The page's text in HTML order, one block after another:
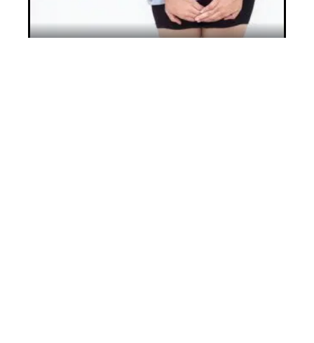
Comment lutter contre l’incontinence ?